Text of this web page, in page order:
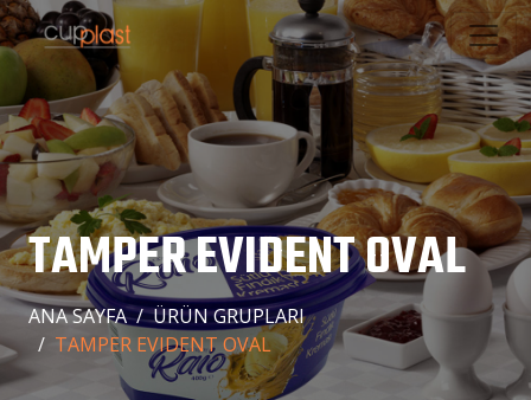
TAMPER EVIDENT OVAL
ANA SAYFA
ÜRÜN GRUPLARI
TAMPER EVIDENT OVAL